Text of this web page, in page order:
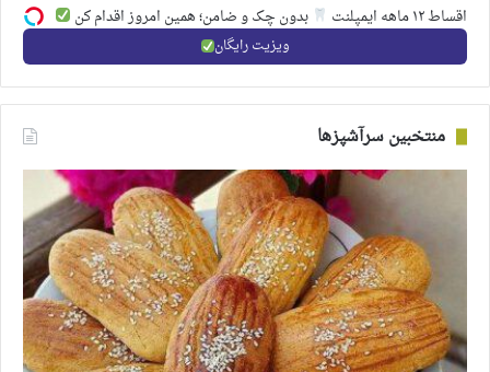
اقساط ۱۲ ماهه ایمپلنت بدون چک و ضامن؛ همین امروز اقدام کن
ویزیت رایگان
منتخبین سرآشپزها